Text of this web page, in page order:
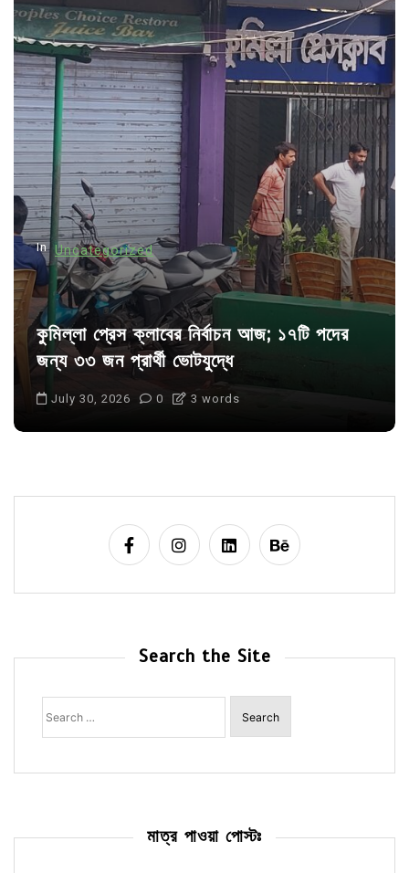
a
v
i
g
a
t
i
o
n
In Uncategorized
কুমিল্লা প্রেস ক্লাবের নির্বাচন আজ; ১৭টি পদের
জন্য ৩৩ জন প্রার্থী ভোটযুদ্ধে
July 30, 2026 0 3 words
Search the Site
Search
for:
মাত্র পাওয়া পোস্টঃ